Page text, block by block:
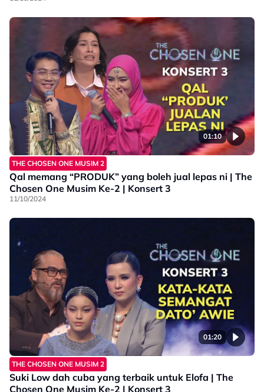
01:10
THE CHOSEN ONE MUSIM 2
Qal memang “PRODUK” yang boleh jual lepas ni | The
Chosen One Musim Ke-2 | Konsert 3
11/10/2024
01:20
THE CHOSEN ONE MUSIM 2
Suki Low dah cuba yang terbaik untuk Elofa | The
Chosen One Musim Ke-2 | Konsert 3